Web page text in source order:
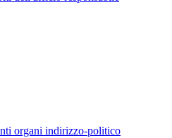
organi indirizzo-politico